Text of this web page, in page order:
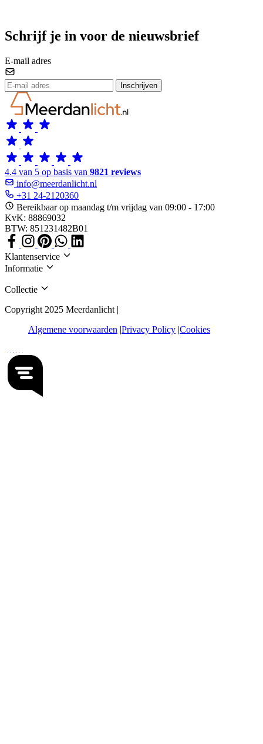
Schrijf je in voor de nieuwsbrief
E-mail adres
Inschrijven
4.4 van 5 op basis van 9821 reviews
info@meerdanlicht.nl
+31 24-2120360
Bereikbaar op maandag t/m vrijdag van 09:00 - 17:00
KvK: 88869032
BTW: 851231482B01
Klantenservice
Informatie
Collectie
Copyright 2025 Meerdanlicht |
Algemene voorwaarden Privacy Policy Cookies